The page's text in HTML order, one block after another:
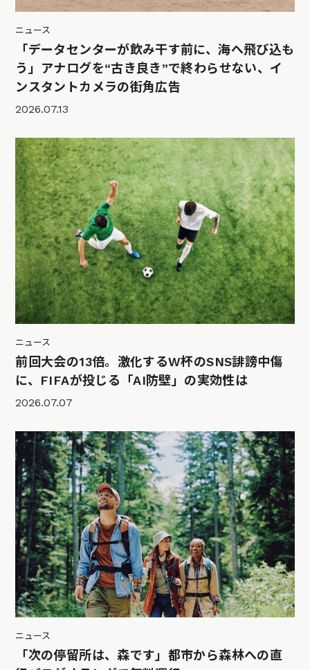
ニュース
「データセンターが飲み干す前に、海へ飛び込も
う」アナログを“古き良き”で終わらせない、イ
ンスタントカメラの街角広告
2026.07.13
ニュース
前回大会の13倍。激化するW杯のSNS誹謗中傷
に、FIFAが投じる「AI防壁」の実効性は
2026.07.07
ニュース
「次の停留所は、森です」都市から森林への直